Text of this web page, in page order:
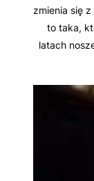
zmienia się
to taka,
latach